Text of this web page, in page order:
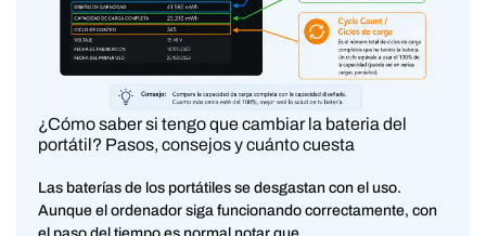
¿Cómo saber si tengo que cambiar la bateria del
portátil? Pasos, consejos y cuánto cuesta
Las baterías de los portátiles se desgastan con el uso.
Aunque el ordenador siga funcionando correctamente, con